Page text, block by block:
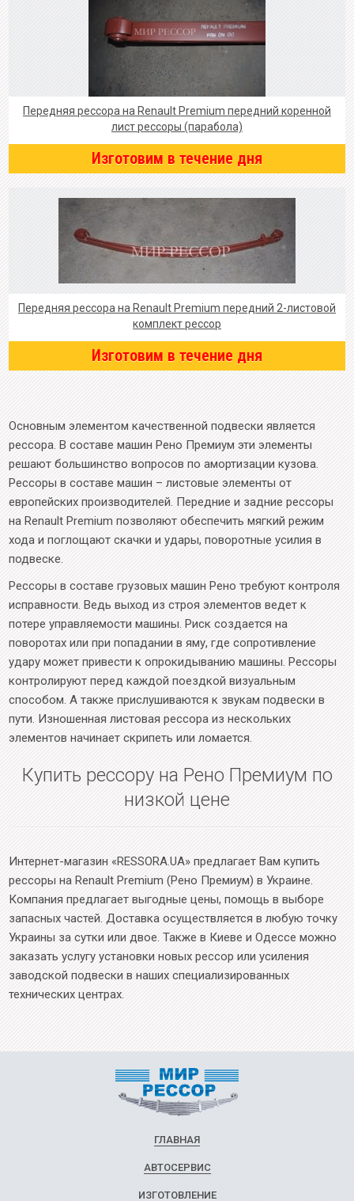
Основным элементом качественной подвески является
рессора. В составе машин Рено Премиум эти элементы
решают большинство вопросов по амортизации кузова.
Рессоры в составе машин – листовые элементы от
европейских производителей. Передние и задние рессоры
на Renault Premium позволяют обеспечить мягкий режим
хода и поглощают скачки и удары, поворотные усилия в
подвеске.
Рессоры в составе грузовых машин Рено требуют контроля
исправности. Ведь выход из строя элементов ведет к
потере управляемости машины. Риск создается на
поворотах или при попадании в яму, где сопротивление
удару может привести к опрокидыванию машины. Рессоры
контролируют перед каждой поездкой визуальным
способом. А также прислушиваются к звукам подвески в
пути. Изношенная листовая рессора из нескольких
элементов начинает скрипеть или ломается.
Купить рессору на Рено Премиум по
низкой цене
Интернет-магазин «RESSORA.UA» предлагает Вам купить
рессоры на Renault Premium (Рено Премиум) в Украине.
Компания предлагает выгодные цены, помощь в выборе
запасных частей. Доставка осуществляется в любую точку
Украины за сутки или двое. Также в Киеве и Одессе можно
заказать услугу установки новых рессор или усиления
заводской подвески в наших специализированных
технических центрах.
Передняя рессора на Renault Premium передний коренной
лист рессоры (парабола)
Изготовим в течение дня
Передняя рессора на Renault Premium передний 2-листовой
комплект рессор
Изготовим в течение дня
ГЛАВНАЯ
АВТОСЕРВИС
ИЗГОТОВЛЕНИЕ